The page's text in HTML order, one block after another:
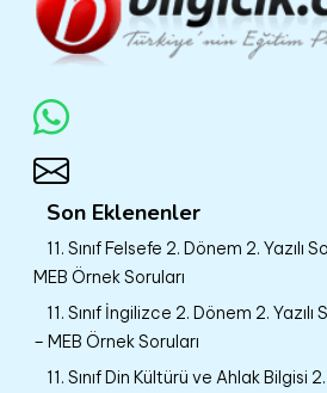
Son Eklenenler
11. Sınıf Felsefe 2. Dönem 2. Yazılı
MEB Örnek Soruları
11. Sınıf İngilizce 2. Dönem 2.
– MEB Örnek Soruları
11. Sınıf Din Kültürü ve Ahlak Bilgisi